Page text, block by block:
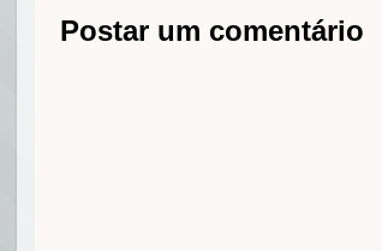
Postar um comentário